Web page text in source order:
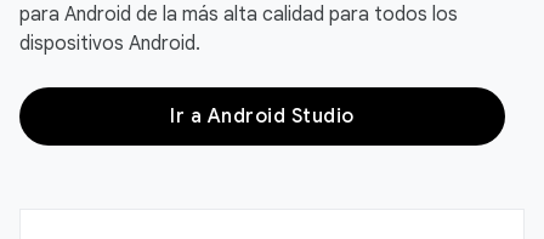
para Android de la más alta calidad para todos los
dispositivos Android.
Ir a Android Studio